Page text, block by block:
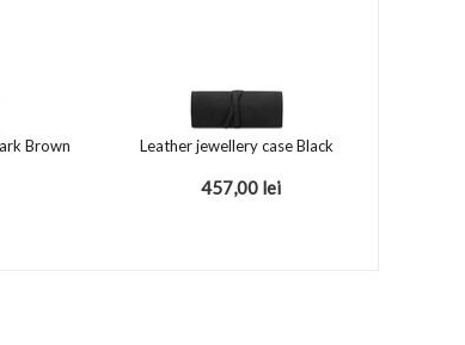
Brown Leather jewellery case Black
457,00 lei